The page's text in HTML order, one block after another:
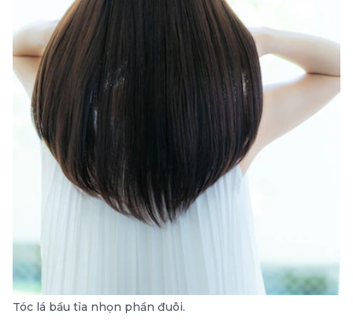
Tóc lá bầu tỉa nhọn phần đuôi.